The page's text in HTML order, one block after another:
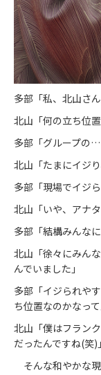
多部「私、北山さ
北山「何の立ち位置
多部「グループの
北山「たまにイジ
多部「現場でイジ
北山「いや、アナタ
多部「結構みんなに
北山「徐々にみん
んでいました」
多部「イジられや
ち位置なのかなって
北山「僕はフラン
だったんですね(笑)」
そんな和やかな